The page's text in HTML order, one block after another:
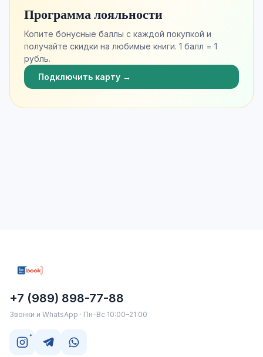
Программа лояльности
Копите бонусные баллы с каждой покупкой и
получайте скидки на любимые книги. 1 балл = 1
рубль.
Подключить карту →
+7 (989) 898-77-88
Звонки и WhatsApp · Пн–Вс 10:00–21:00
*